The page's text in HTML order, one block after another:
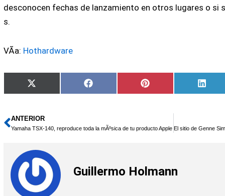
desconocen fechas de lanzamiento en otros lugares o si
s.
VÃ­a: Hothardware
Compartir
en
X
(Twitter)
Compartir
en
Facebook
Compartir
en
Pinterest
en
Ant
ANTERIOR
Yamaha TSX-140, reproduce toda la mÃºsica de tu producto Apple
Guillermo Holmann